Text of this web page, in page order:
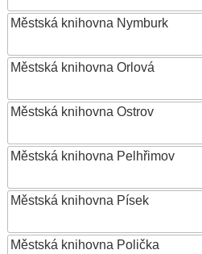
Městská knihovna Nymburk
Městská knihovna Orlová
Městská knihovna Ostrov
Městská knihovna Pelhřimov
Městská knihovna Písek
Městská knihovna Polička